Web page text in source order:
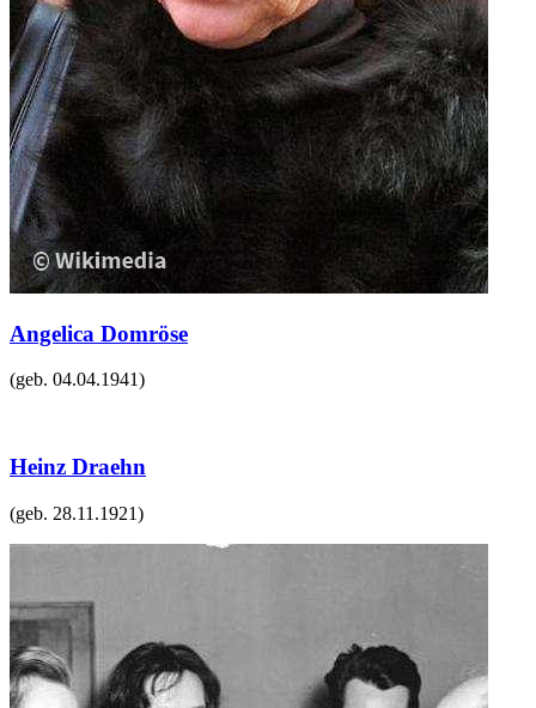
Angelica Domröse
(geb. 04.04.1941)
Heinz Draehn
(geb. 28.11.1921)